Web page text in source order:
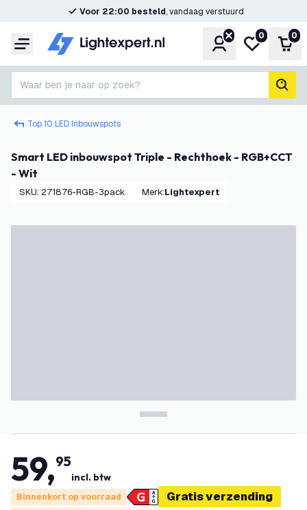
Voor 22:00 besteld, vandaag verstuurd
Menu Account
Mijn
0 0
Waar ben je naar op zoek?
Top 10 LED Inbouwspots
Smart LED inbouwspot Triple - Rechthoek - RGB+CCT
- Wit
SKU: 271876-RGB-3pack Merk: Lightexpert
59,95
incl. btw
Binnenkort op voorraad Gratis verzending